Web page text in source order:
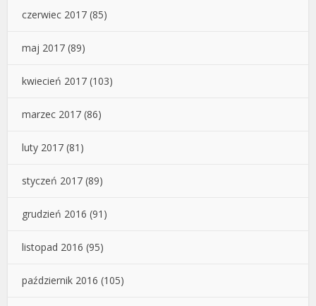
czerwiec 2017 (85)
maj 2017 (89)
kwiecień 2017 (103)
marzec 2017 (86)
luty 2017 (81)
styczeń 2017 (89)
grudzień 2016 (91)
listopad 2016 (95)
październik 2016 (105)